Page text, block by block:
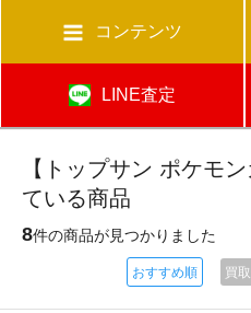
コンテンツ
LINE査定
【トップサン ポケモ
ている商品
8件の商品が見つかりました
おすすめ順 買